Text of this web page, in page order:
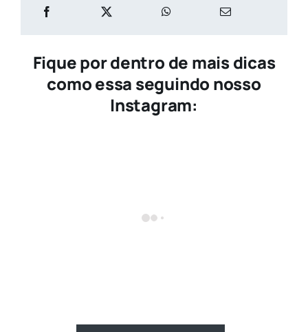
Fique por dentro de mais dicas
como essa seguindo nosso
Instagram: